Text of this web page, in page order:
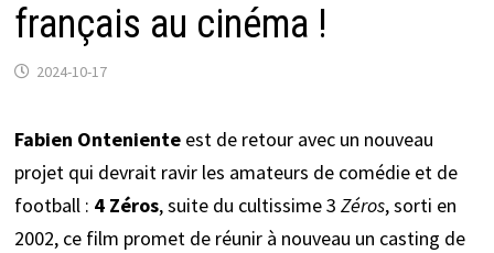
français au cinéma !
2024-10-17
Fabien Ontenienteest de retour avec un nouveau
projet qui devrait ravir les amateurs de comédie et de
football : 4 Zéros, suite du cultissime 3 Zéros, sorti en
2002, ce film promet de réunir à nouveau un casting de